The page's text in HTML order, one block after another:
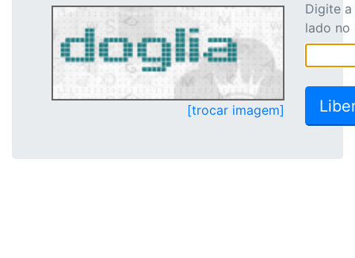
[trocar imagem]
Digite
lado no